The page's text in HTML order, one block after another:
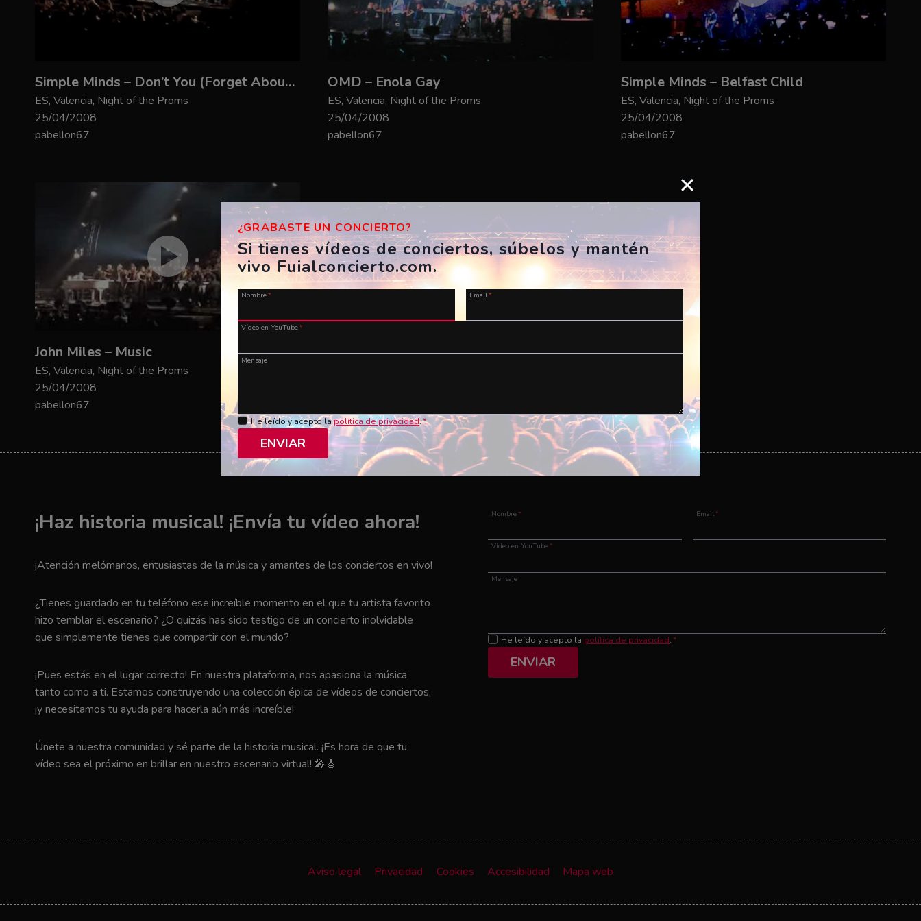
Simple Minds – Don’t You (Forget About Me)
ES, Valencia, Night of the Proms
25/04/2008
pabellon67
OMD – Enola Gay
ES, Valencia, Night of the Proms
25/04/2008
pabellon67
Simple Minds – Belfast Child
ES, Valencia, Night of the Proms
25/04/2008
pabellon67
John Miles – Music
ES, Valencia, Night of the Proms
25/04/2008
pabellon67
¡Haz historia musical! ¡Envía tu vídeo ahora!
¡Atención melómanos, entusiastas de la música y amantes de los conciertos en vivo!
¿Tienes guardado en tu teléfono ese increíble momento en el que tu artista favorito
hizo temblar el escenario? ¿O quizás has sido testigo de un concierto inolvidable
que simplemente tienes que compartir con el mundo?
¡Pues estás en el lugar correcto! En nuestra plataforma, nos apasiona la música
tanto como a ti. Estamos construyendo una colección épica de vídeos de conciertos,
¡y necesitamos tu ayuda para hacerla aún más increíble!
Únete a nuestra comunidad y sé parte de la historia musical. ¡Es hora de que tu
vídeo sea el próximo en brillar en nuestro escenario virtual! 🎤🎸
Nombre* Email*
Vídeo en YouTube*
Mensaje
He leído y acepto la política de privacidad. *
ENVIAR
Aviso legal Privacidad Cookies Accesibilidad Mapa web
¿GRABASTE UN CONCIERTO?
Si tienes vídeos de conciertos, súbelos y mantén
vivo Fuialconcierto.com.
Nombre* Email*
Vídeo en YouTube*
Mensaje
He leído y acepto lapolítica de privacidad.*
ENVIAR